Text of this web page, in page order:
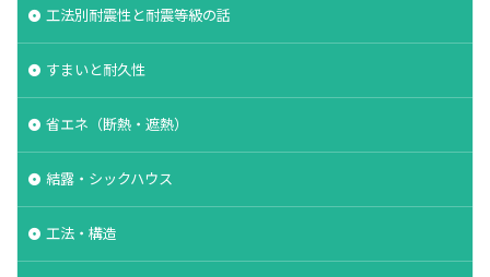
工法別耐震性と耐震等級の話
すまいと耐久性
省エネ（断熱・遮熱）
結露・シックハウス
工法・構造